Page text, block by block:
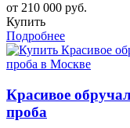
от 210 000 руб.
Купить
Подробнее
Красивое
проба